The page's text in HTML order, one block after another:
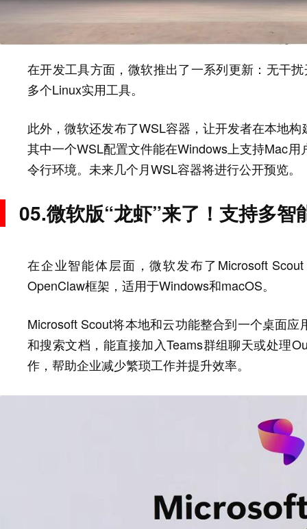
在开发工具方面，微软推出了一系列更新：无干
多个Linux实用工具。
此外，微软还发布了WSL容器，让开发者在本地
其中一个WSL配置文件能在Windows上支持Mac
令行环境。未来几个月WSL容器将进行公开预览。
05.微软版“龙虾”来了！支持多智
在企业智能体层面，微软发布了Microsoft
OpenClaw框架，适用于Windows和macOS。
Microsoft Scout将本地和云功能整合到一个桌面
和搜索文档，能直接加入Teams群组聊天或处理
作，帮助企业减少繁琐工作并提升效率。